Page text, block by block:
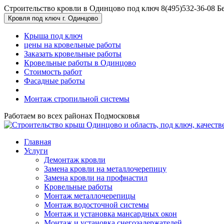
Перейти к основному содержанию
Строительство кровли в Одинцово под ключ 8(495)532-36-08
Кровля под ключ г. Одинцово
Крыша под ключ
цены на кровельные работы
Заказать кровельные работы
Кровельные работы в Одинцово
Стоимость работ
Фасадные работы
Монтаж стропильной системы
Работаем во всех районах Подмосковья
Главная
Услуги
Демонтаж кровли
Замена кровли на металлочерепицу
Замена кровли на профнастил
Кровельные работы
Монтаж металлочерепицы
Монтаж водосточной системы
Монтаж и установка мансардных окон